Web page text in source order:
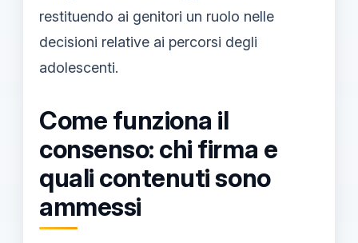
restituendo ai genitori un ruolo nelle
decisioni relative ai percorsi degli
adolescenti.
Come funziona il
consenso: chi firma e
quali contenuti sono
ammessi